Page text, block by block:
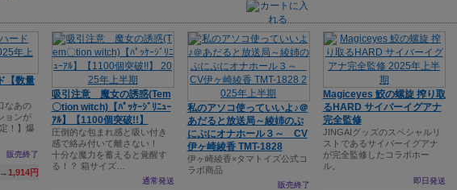
【数量
なあの
ョンが
！】爆
販売終了
1,914円
吸引注意 魔女の誘惑(Tem
〇tion witch)【ﾊﾟｯｹｰｼﾞﾘﾆｭｰ
ｱﾙ】【1100個突破!!】
圧倒的な包まれ感と吸い付き
感で絡み付いて離さない！
十分な魔力を蓄えると覚醒す
る！？ 箱サイズ…
通常発送
私のアソコ使っていいよ♪＠
あだると放送局～綾姉のぷ
にぷにオナホール３～ CV
伊ヶ崎綾香 TMT-1828
伊ヶ崎綾香×タマトイズ公式コ
ラボ商品
販売終了
Magiceyes 鮫の螺旋 搾り取
るHARD サイバーイグアナ
完全監修
JINGAIグッズのスペシャルリ
ストであるサイバーイグアナ
が完全監修したコラボホー
ル。
即日発送